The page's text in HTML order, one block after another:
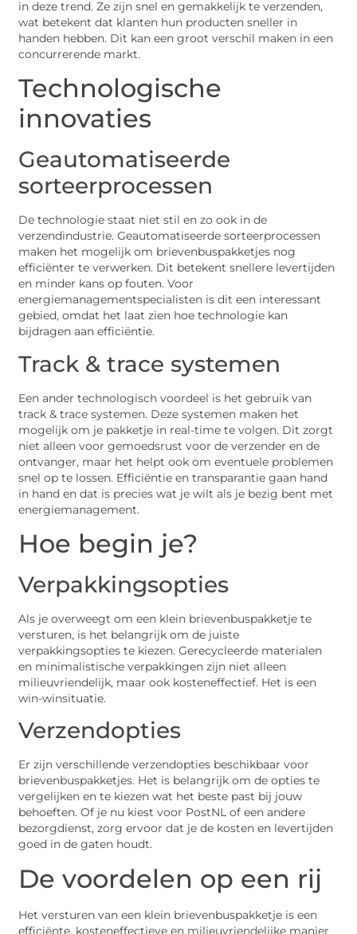
in deze trend. Ze zijn snel en gemakkelijk te verzenden,
wat betekent dat klanten hun producten sneller in
handen hebben. Dit kan een groot verschil maken in een
concurrerende markt.
Technologische
innovaties
Geautomatiseerde
sorteerprocessen
De technologie staat niet stil en zo ook in de
verzendindustrie. Geautomatiseerde sorteerprocessen
maken het mogelijk om brievenbuspakketjes nog
efficiënter te verwerken. Dit betekent snellere levertijden
en minder kans op fouten. Voor
energiemanagementspecialisten is dit een interessant
gebied, omdat het laat zien hoe technologie kan
bijdragen aan efficiëntie.
Track & trace systemen
Een ander technologisch voordeel is het gebruik van
track & trace systemen. Deze systemen maken het
mogelijk om je pakketje in real-time te volgen. Dit zorgt
niet alleen voor gemoedsrust voor de verzender en de
ontvanger, maar het helpt ook om eventuele problemen
snel op te lossen. Efficiëntie en transparantie gaan hand
in hand en dat is precies wat je wilt als je bezig bent met
energiemanagement.
Hoe begin je?
Verpakkingsopties
Als je overweegt om een klein brievenbuspakketje te
versturen, is het belangrijk om de juiste
verpakkingsopties te kiezen. Gerecycleerde materialen
en minimalistische verpakkingen zijn niet alleen
milieuvriendelijk, maar ook kosteneffectief. Het is een
win-winsituatie.
Verzendopties
Er zijn verschillende verzendopties beschikbaar voor
brievenbuspakketjes. Het is belangrijk om de opties te
vergelijken en te kiezen wat het beste past bij jouw
behoeften. Of je nu kiest voor PostNL of een andere
bezorgdienst, zorg ervoor dat je de kosten en levertijden
goed in de gaten houdt.
De voordelen op een rij
Het versturen van een klein brievenbuspakketje is een
efficiënte, kosteneffectieve en milieuvriendelijke manier